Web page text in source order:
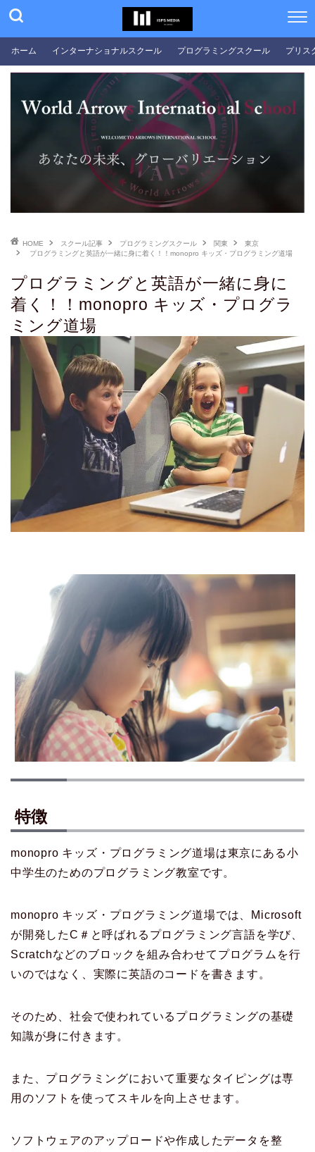
ホーム インターナショナルスクール プログラミングスクール プリス
HOME スクール記事 プログラミングスクール 関東
東京
プログラミングと英語が一緒に身に着く！！monopro キッズ・プログラミング道場
プログラミングと英語が一緒に身に
着く！！monopro キッズ・プログラ
ミング道場
特徴
monopro キッズ・プログラミング道場は東京にある小
中学生のためのプログラミング教室です。
monopro キッズ・プログラミング道場では、Microsoft
が開発したC＃と呼ばれるプログラミング言語を学び、
Scratchなどのブロックを組み合わせてプログラムを行
いのではなく、実際に英語のコードを書きます。
そのため、社会で使われているプログラミングの基礎
知識が身に付きます。
また、プログラミングにおいて重要なタイピングは専
用のソフトを使ってスキルを向上させます。
ソフトウェアのアップロードや作成したデータを整